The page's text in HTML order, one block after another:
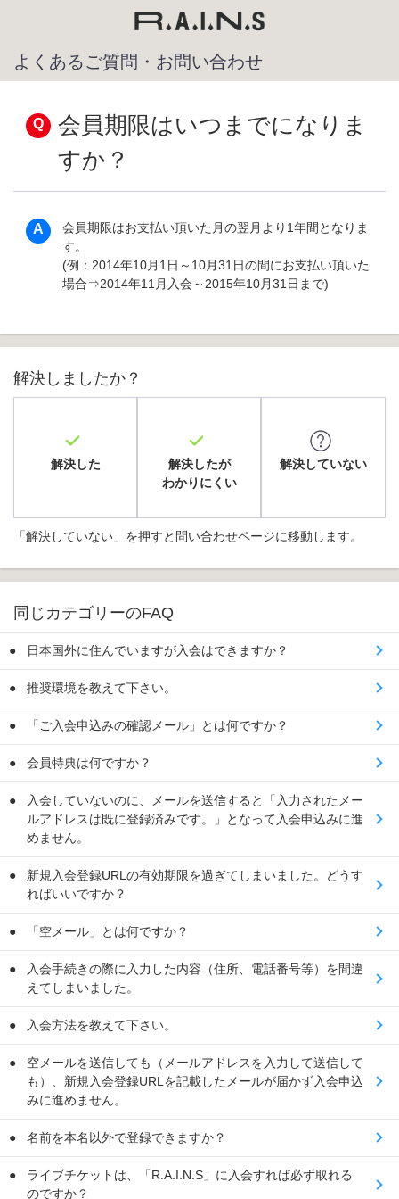
よくあるご質問・お問い合わせ
会員期限はいつまでになりま
すか？
会員期限はお支払い頂いた月の翌月より1年間となりま
す。
(例：2014年10月1日～10月31日の間にお支払い頂いた
場合⇒2014年11月入会～2015年10月31日まで)
解決しましたか？
解決した
解決したが
わかりにくい
解決していない
「解決していない」を押すと問い合わせページに移動します。
同じカテゴリーのFAQ
日本国外に住んでいますが入会はできますか？
推奨環境を教えて下さい。
「ご入会申込みの確認メール」とは何ですか？
会員特典は何ですか？
入会していないのに、メールを送信すると「入力されたメー
ルアドレスは既に登録済みです。」となって入会申込みに進
めません。
新規入会登録URLの有効期限を過ぎてしまいました。どうす
ればいいですか？
「空メール」とは何ですか？
入会手続きの際に入力した内容（住所、電話番号等）を間違
えてしまいました。
入会方法を教えて下さい。
空メールを送信しても（メールアドレスを入力して送信して
も）、新規入会登録URLを記載したメールが届かず入会申込
みに進めません。
名前を本名以外で登録できますか？
ライブチケットは、「R.A.I.N.S」に入会すれば必ず取れる
のですか？